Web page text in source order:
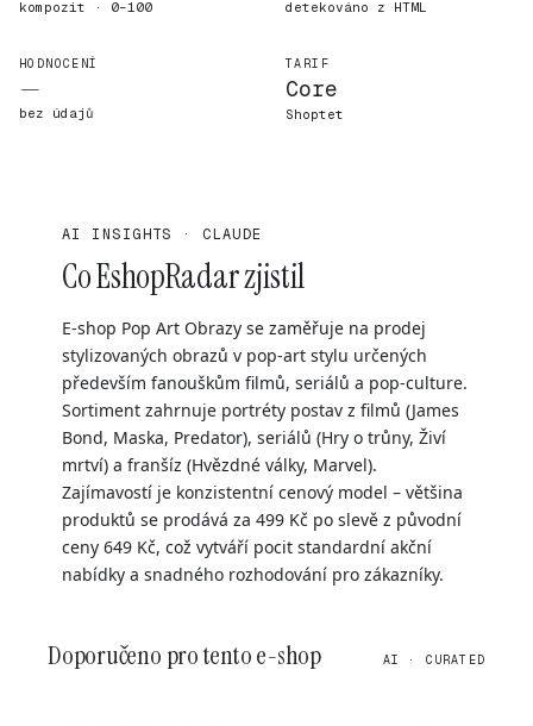
kompozit · 0–100 detekováno z HTML
HODNOCENÍ
—
bez údajů
TARIF
Core
Shoptet
AI INSIGHTS · CLAUDE
Co EshopRadar zjistil
E-shop Pop Art Obrazy se zaměřuje na prodej
stylizovaných obrazů v pop-art stylu určených
především fanouškům filmů, seriálů a pop-culture.
Sortiment zahrnuje portréty postav z filmů (James
Bond, Maska, Predator), seriálů (Hry o trůny, Živí
mrtví) a franšíz (Hvězdné války, Marvel).
Zajímavostí je konzistentní cenový model – většina
produktů se prodává za 499 Kč po slevě z původní
ceny 649 Kč, což vytváří pocit standardní akční
nabídky a snadného rozhodování pro zákazníky.
Doporučeno pro tento e-shop AI · CURATED